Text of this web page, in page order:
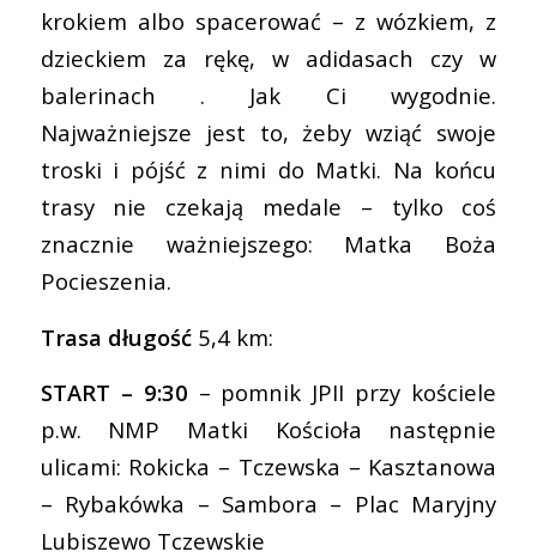
krokiem albo spacerować – z wózkiem, z
dzieckiem za rękę, w adidasach czy w
balerinach . Jak Ci wygodnie.
Najważniejsze jest to, żeby wziąć swoje
troski i pójść z nimi do Matki. Na końcu
trasy nie czekają medale – tylko coś
znacznie ważniejszego: Matka Boża
Pocieszenia.
Trasa długość5,4 km:
START – 9:30 – pomnik JPII przy kościele
p.w. NMP Matki Kościoła następnie
ulicami: Rokicka – Tczewska – Kasztanowa
– Rybakówka – Sambora – Plac Maryjny
Lubiszewo Tczewskie